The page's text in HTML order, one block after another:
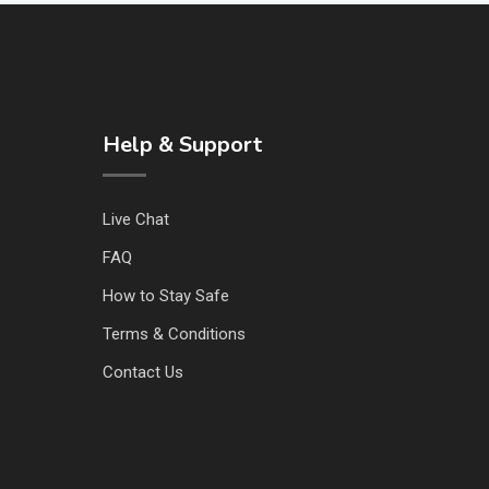
Help & Support
Live Chat
FAQ
How to Stay Safe
Terms & Conditions
Contact Us